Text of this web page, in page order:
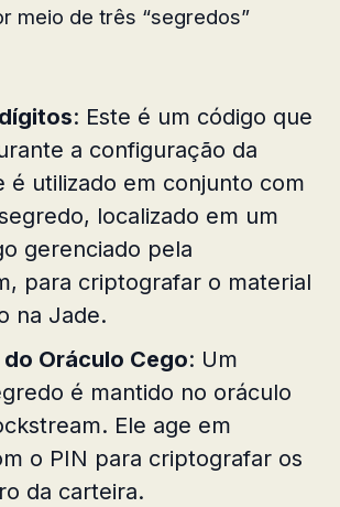
meio de três “segredos”
: Este é um código que
a configuração da
é utilizado em conjunto com
localizado em um
gerenciado pela
para criptografar o material
na Jade.
Oráculo Cego: Um
é mantido no oráculo
Ele age em
o PIN para criptografar os
da carteira.